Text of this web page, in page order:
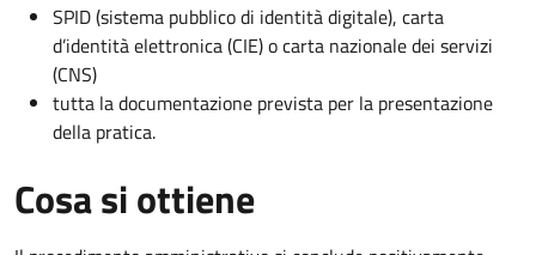
SPID (sistema pubblico di identità digitale), carta
d’identità elettronica (CIE) o carta nazionale dei servizi
(CNS)
tutta la documentazione prevista per la presentazione
della pratica.
Cosa si ottiene